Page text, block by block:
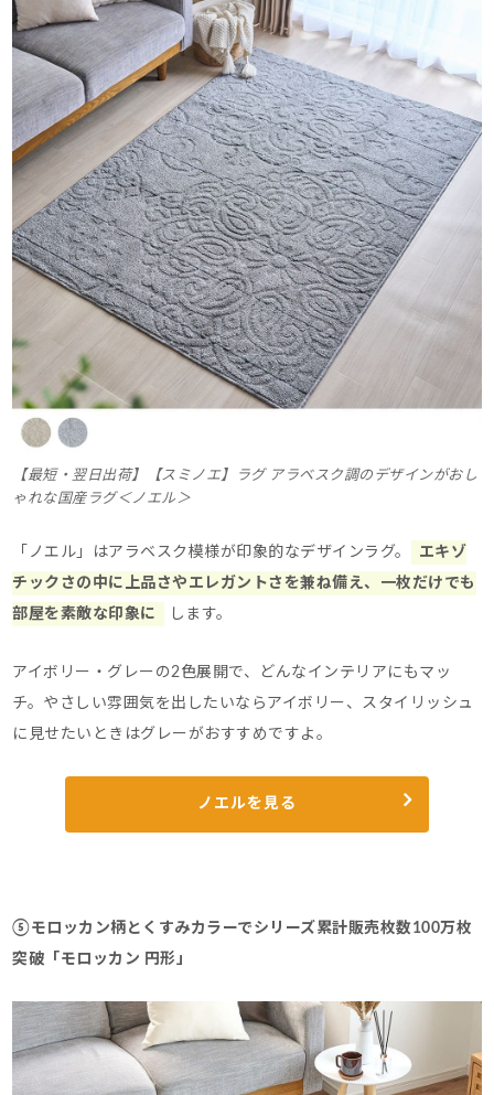
【最短・翌日出荷】【スミノエ】ラグ アラベスク調のデザインがおし
ゃれな国産ラグ＜ノエル＞
「ノエル」はアラベスク模様が印象的なデザインラグ。
エキゾ
チックさの中に上品さやエレガントさを兼ね備え、一枚だけでも
部屋を素敵な印象に
します。
アイボリー・グレーの2色展開で、どんなインテリアにもマッ
チ。 やさしい雰囲気を出したいならアイボリー、スタイリッシュ
に見せたいときはグレーがおすすめですよ。
ノエルを見る
⑤モロッカン柄とくすみカラーでシリーズ累計販売枚数100万枚
突破「モロッカン 円形」